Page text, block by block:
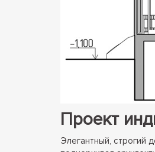
Проект
Элегантный, строгий